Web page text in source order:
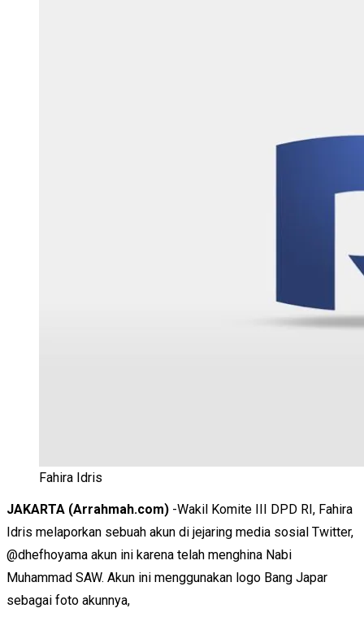
Fahira Idris
JAKARTA (Arrahmah.com) -Wakil Komite III DPD RI, Fahira
Idris melaporkan sebuah akun di jejaring media sosial Twitter,
@dhefhoyama akun ini karena telah menghina Nabi
Muhammad SAW. Akun ini menggunakan logo Bang Japar
sebagai foto akunnya,